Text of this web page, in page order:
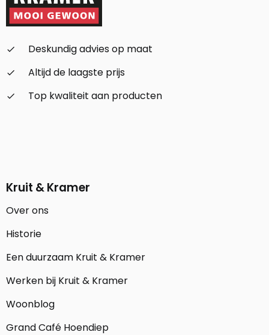
check_small
Deskundig advies op maat
check_small
Altijd de laagste prijs
check_small
Top kwaliteit aan producten
Kruit & Kramer
Over ons
Historie
Een duurzaam Kruit & Kramer
Werken bij Kruit & Kramer
Woonblog
Grand Café Hoendiep